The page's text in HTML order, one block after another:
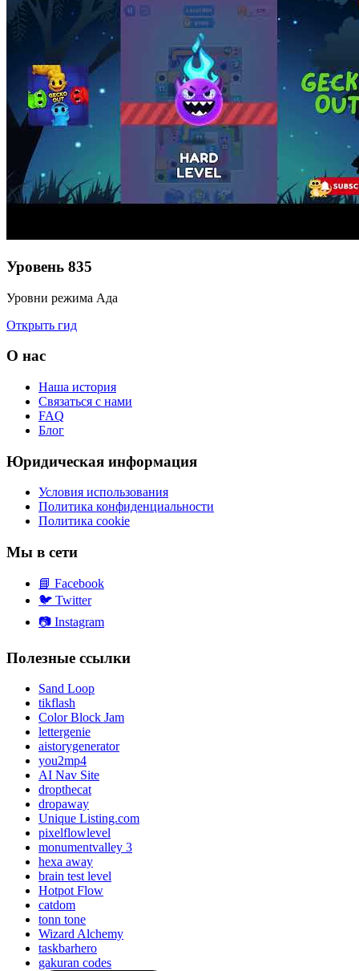
Уровень 835
Уровни режима Ада
Открыть гид
О нас
Наша история
Связаться с нами
FAQ
Блог
Юридическая информация
Условия использования
Политика конфиденциальности
Политика cookie
Мы в сети
📘 Facebook
🐦 Twitter
📷 Instagram
Полезные ссылки
Sand Loop
tikflash
Color Block Jam
lettergenie
aistorygenerator
you2mp4
AI Nav Site
dropthecat
dropaway
Unique Listing.com
pixelflowlevel
monumentvalley 3
hexa away
brain test level
Hotpot Flow
catdom
tonn tone
Wizard Alchemy
taskbarhero
gakuran codes